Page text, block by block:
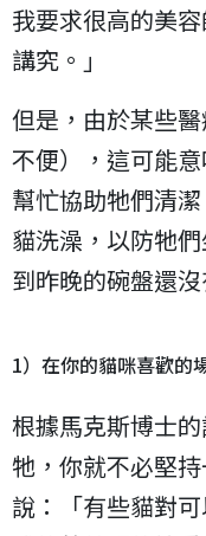
我要求很高的美
講究。」
但是，由於某些
不便），這可能
幫忙協助牠們清
貓洗澡，以防牠
到昨晚的碗盤還沒
1）在你的貓咪喜歡的
根據馬克斯博士
牠，你就不必堅
說：「有些貓對